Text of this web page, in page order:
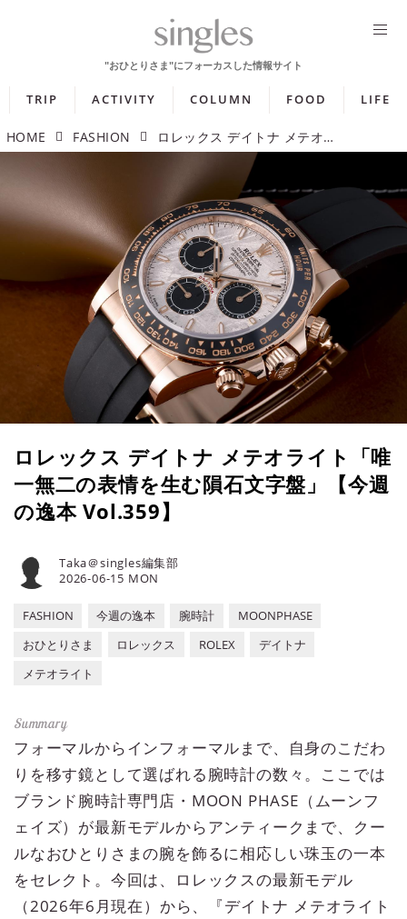
TRIP ACTIVITY COLUMN FOOD LIFE
HOME FASHION ロレックス デイトナ メテオライト「唯一無二の表情を生む隕石文字盤」【今週の逸本 Vol.359】
ロレックス デイトナ メテオライト「唯
一無二の表情を生む隕石文字盤」【今週
の逸本 Vol.359】
2026-06-15 MON
Taka＠singles編集部
FASHION 今週の逸本 腕時計
MOONPHASE
おひとりさま
ロレックス ROLEX
デイトナ
メテオライト
フォーマルからインフォーマルまで、自身のこだわ
りを移す鏡として選ばれる腕時計の数々。ここでは
ブランド腕時計専門店・MOON PHASE（ムーンフ
ェイズ）が最新モデルからアンティークまで、クー
ルなおひとりさまの腕を飾るに相応しい珠玉の一本
をセレクト。今回は、ロレックスの最新モデル
（2026年6月現在）から、『デイトナ メテオライト